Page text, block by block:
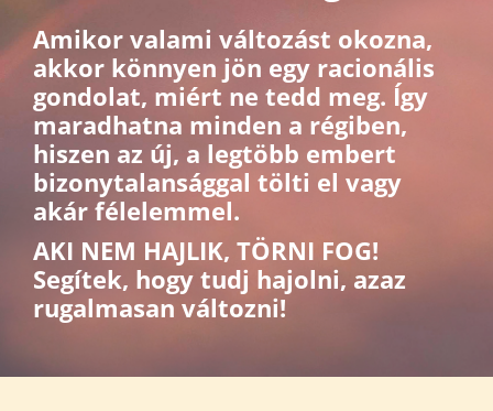
Amikor valami változást okozna,
akkor könnyen jön egy racionális
gondolat, miért ne tedd meg. Így
maradhatna minden a régiben,
hiszen az új, a legtöbb embert
bizonytalansággal tölti el vagy
akár félelemmel.
AKI NEM HAJLIK, TÖRNI FOG!
Segítek, hogy tudj hajolni, azaz
rugalmasan változni!